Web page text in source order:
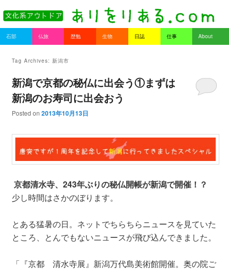
Main menu
Skip to primary content
Skip to secondary content
石部 仏旅 歴勉 生物 日誌 仕事 About
Tag Archives: 新潟市
新潟で京都の秘仏に出会う①まずは
新潟のお寿司に出会おう
Posted on 2013年10月13日
京都清水寺、243年ぶりの秘仏開帳が新潟で開催！？
少し時間はさかのぼります。
とある猛暑の日。ネットでちらちらニュースを見ていた
ところ、とんでもないニュースが飛び込んできました。
「『京都 清水寺展』新潟万代島美術館開催。奥の院ご